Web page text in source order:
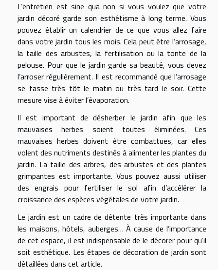
L’entretien est sine qua non si vous voulez que votre
jardin décoré garde son esthétisme à long terme. Vous
pouvez établir un calendrier de ce que vous allez faire
dans votre jardin tous les mois. Cela peut être l’arrosage,
la taille des arbustes, la fertilisation ou la tonte de la
pelouse. Pour que le jardin garde sa beauté, vous devez
l’arroser régulièrement. Il est recommandé que l’arrosage
se fasse très tôt le matin ou très tard le soir. Cette
mesure vise à éviter l’évaporation.
Il est important de désherber le jardin afin que les
mauvaises herbes soient toutes éliminées. Ces
mauvaises herbes doivent être combattues, car elles
volent des nutriments destinés à alimenter les plantes du
jardin. La taille des arbres, des arbustes et des plantes
grimpantes est importante. Vous pouvez aussi utiliser
des engrais pour fertiliser le sol afin d’accélérer la
croissance des espèces végétales de votre jardin.
Le jardin est un cadre de détente très importante dans
les maisons, hôtels, auberges… À cause de l’importance
de cet espace, il est indispensable de le décorer pour qu’il
soit esthétique. Les étapes de décoration de jardin sont
détaillées dans cet article.